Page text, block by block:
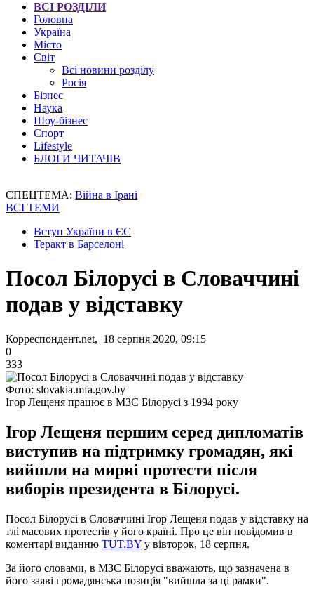
ВСІ РОЗДІЛИ
Головна
Україна
Місто
Світ
Всі новини розділу
Росія
Бізнес
Наука
Шоу-бізнес
Спорт
Lifestyle
БЛОГИ ЧИТАЧІВ
СПЕЦТЕМА: Війна в Ірані
ВСІ ТЕМИ
Вступ України в ЄС
Теракт в Барселоні
Посол Білорусі в Словаччині
подав у відставку
Корреспондент.net, 18 серпня 2020, 09:15
0
333
Фото: slovakia.mfa.gov.by
Ігор Лещеня працює в МЗС Білорусі з 1994 року
Ігор Лещеня першим серед дипломатів
виступив на підтримку громадян, які
вийшли на мирні протести після
виборів президента в Білорусі.
Посол Білорусі в Словаччині Ігор Лещеня подав у відставку на
тлі масових протестів у його країні. Про це він повідомив в
коментарі виданню TUT.BY у вівторок, 18 серпня.
За його словами, в МЗС Білорусі вважають, що зазначена в
його заяві громадянська позиція "вийшла за ці рамки".